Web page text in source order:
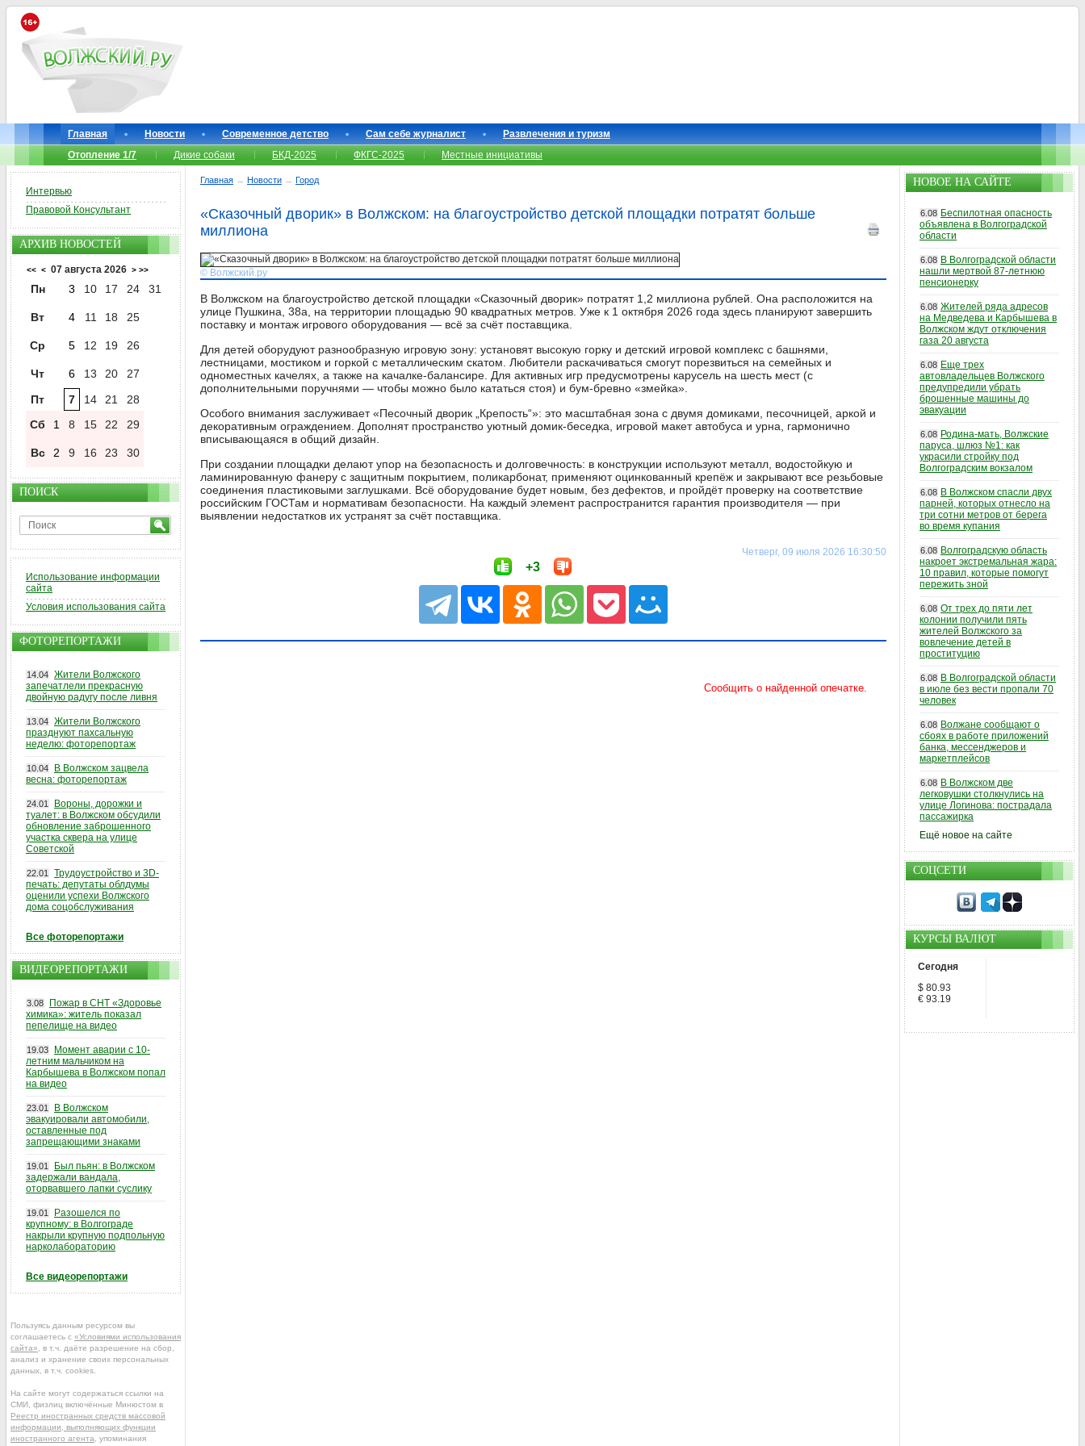
Главная Новости Современное детство Сам себе журналист
Развлечения и туризм
Отопление 1/7
Дикие собаки БКД-2025 ФКГС-2025 Местные инициативы
Главная → Новости → Город
«Сказочный дворик» в Волжском: на благоустройство детской площадки потратят больше
миллиона
© Волжский.ру
В Волжском на благоустройство детской площадки «Сказочный дворик» потратят 1,2 миллиона рублей. Она расположится на
улице Пушкина, 38а, на территории площадью 90 квадратных метров. Уже к 1 октября 2026 года здесь планируют завершить
поставку и монтаж игрового оборудования — всё за счёт поставщика.
Для детей оборудуют разнообразную игровую зону: установят высокую горку и детский игровой комплекс с башнями,
лестницами, мостиком и горкой с металлическим скатом. Любители раскачиваться смогут порезвиться на семейных и
одноместных качелях, а также на качалке‑балансире. Для активных игр предусмотрены карусель на шесть мест (с
дополнительными поручнями — чтобы можно было кататься стоя) и бум‑бревно «змейка».
Особого внимания заслуживает «Песочный дворик „Крепость“»: это масштабная зона с двумя домиками, песочницей, аркой и
декоративным ограждением. Дополнят пространство уютный домик‑беседка, игровой макет автобуса и урна, гармонично
вписывающаяся в общий дизайн.
При создании площадки делают упор на безопасность и долговечность: в конструкции используют металл, водостойкую и
ламинированную фанеру с защитным покрытием, поликарбонат, применяют оцинкованный крепёж и закрывают все резьбовые
соединения пластиковыми заглушками. Всё оборудование будет новым, без дефектов, и пройдёт проверку на соответствие
российским ГОСТам и нормативам безопасности. На каждый элемент распространится гарантия производителя — при
выявлении недостатков их устранят за счёт поставщика.
Четверг, 09 июля 2026 16:30:50
+3
Интервью
Правовой Консультант
АРХИВ НОВОСТЕЙ
<< < 07 августа 2026 > >>
Пн 3 10 17 24 31
Вт 4 11 18 25
Ср 5 12 19 26
Чт 6 13 20
27
Пт
7 14 21
28
Сб
1 8 15 22 29
Вс 2 9 16 23 30
ПОИСК
Использование информации
сайта
Условия использования сайта
ФОТОРЕПОРТАЖИ
14.04 Жители Волжского
запечатлели прекрасную
двойную радугу после ливня
13.04 Жители Волжского
празднуют пахсальную
неделю: фоторепортаж
10.04
В Волжском зацвела
весна: фоторепортаж
24.01
Вороны, дорожки и
туалет: в Волжском обсудили
обновление заброшенного
участка сквера на улице
Советской
22.01
Трудоустройство и 3D-
печать: депутаты облдумы
оценили успехи Волжского
дома соцобслуживания
Все фоторепортажи
ВИДЕОРЕПОРТАЖИ
3.08
Пожар в СНТ «Здоровье
химика»: житель показал
пепелище на видео
19.03
Момент аварии с 10-
летним мальчиком на
Карбышева в Волжском попал
на видео
23.01
В Волжском
эвакуировали автомобили,
оставленные под
запрещающими знаками
19.01
Был пьян: в Волжском
задержали вандала,
оторвавшего лапки суслику
19.01
Разошелся по
крупному: в Волгограде
накрыли крупную подпольную
нарколабораторию
Все видеорепортажи
Пользуясь данным ресурсом вы
соглашаетесь с «Условиями использования
сайта» , в т.ч. даёте разрешение на сбор,
анализ и хранение своих персональных
данных, в т.ч. cookies.
На сайте могут содержаться ссылки на
СМИ, физлиц включённые Минюстом в
Реестр иностранных средств массовой
информации, выполняющих функции
иностранного агента , упоминания
НОВОЕ НА САЙТЕ
6.08 Беспилотная опасность
объявлена в Волгоградской
области
6.08 В Волгоградской области
нашли мертвой 87-летнюю
пенсионерку
6.08 Жителей ряда адресов
на Медведева и Карбышева в
Волжском ждут отключения
газа 20 августа
6.08 Еще трех
автовладельцев Волжского
предупредили убрать
брошенные машины до
эвакуации
6.08 Родина-мать, Волжские
паруса, шлюз №1: как
украсили стройку под
Волгоградским вокзалом
6.08 В Волжском спасли двух
парней, которых отнесло на
три сотни метров от берега
во время купания
6.08 Волгоградскую область
накроет экстремальная жара:
10 правил, которые помогут
пережить зной
6.08 От трех до пяти лет
колонии получили пять
жителей Волжского за
вовлечение детей в
проституцию
6.08 В Волгоградской области
в июле без вести пропали 70
человек
6.08 Волжане сообщают о
сбоях в работе приложений
банка, мессенджеров и
маркетплейсов
6.08 В Волжском две
легковушки столкнулись на
улице Логинова: пострадала
пассажирка
Ещё новое на сайте
СОЦСЕТИ
КУРСЫ ВАЛЮТ
Сегодня
$ 80.93
€ 93.19